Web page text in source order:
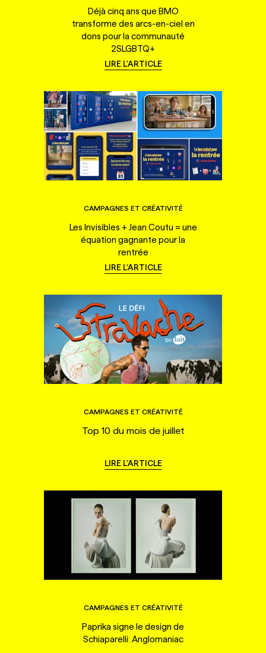
Déjà cinq ans que BMO
transforme des arcs-en-ciel en
dons pour la communauté
2SLGBTQ+
LIRE L'ARTICLE
CAMPAGNES ET CRÉATIVITÉ
Les Invisibles + Jean Coutu = une
équation gagnante pour la
rentrée
LIRE L'ARTICLE
CAMPAGNES ET CRÉATIVITÉ
Top 10 du mois de juillet
LIRE L'ARTICLE
CAMPAGNES ET CRÉATIVITÉ
Paprika signe le design de
Schiaparelli: Anglomaniac